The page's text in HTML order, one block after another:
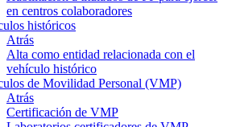
en centros colaboradores
históricos
Atrás
Alta como entidad relacionada con el
vehículo histórico
de Movilidad Personal (VMP)
Atrás
Certificación de VMP